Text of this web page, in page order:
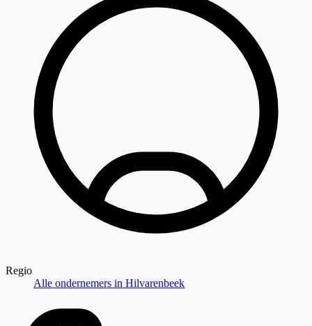
Regio
Alle ondernemers in Hilvarenbeek